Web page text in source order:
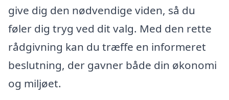
give dig den nødvendige viden, så du
føler dig tryg ved dit valg. Med den rette
rådgivning kan du træffe en informeret
beslutning, der gavner både din økonomi
og miljøet.